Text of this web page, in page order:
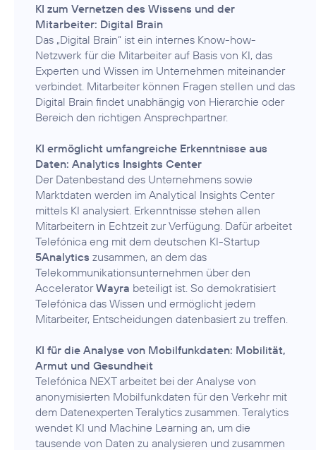
KI zum Vernetzen des Wissens und der
Mitarbeiter: Digital Brain
Das „Digital Brain“ ist ein internes Know-how-
Netzwerk für die Mitarbeiter auf Basis von KI, das
Experten und Wissen im Unternehmen miteinander
verbindet. Mitarbeiter können Fragen stellen und das
Digital Brain findet unabhängig von Hierarchie oder
Bereich den richtigen Ansprechpartner.
KI ermöglicht umfangreiche Erkenntnisse aus
Daten: Analytics Insights Center
Der Datenbestand des Unternehmens sowie
Marktdaten werden im Analytical Insights Center
mittels KI analysiert. Erkenntnisse stehen allen
Mitarbeitern in Echtzeit zur Verfügung. Dafür arbeitet
Telefónica eng mit dem deutschen KI-Startup
5Analytics zusammen, an dem das
Telekommunikationsunternehmen über den
AcceleratorWayra beteiligt ist. So demokratisiert
Telefónica das Wissen und ermöglicht jedem
Mitarbeiter, Entscheidungen datenbasiert zu treffen.
KI für die Analyse von Mobilfunkdaten: Mobilität,
Armut und Gesundheit
Telefónica NEXT arbeitet bei der Analyse von
anonymisierten Mobilfunkdaten für den Verkehr mit
dem Datenexperten Teralytics zusammen. Teralytics
wendet KI und Machine Learning an, um die
tausende von Daten zu analysieren und zusammen